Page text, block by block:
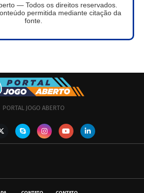
— Todos os direitos reservados.
permitida mediante citação da
fonte.
PORTAL JOGO ABERTO